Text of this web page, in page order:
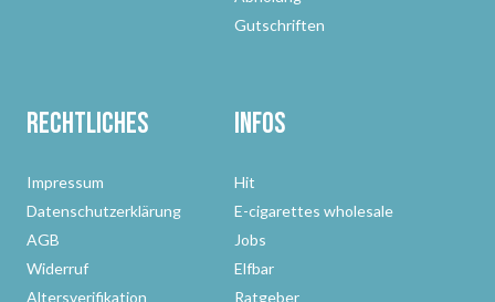
Gutschriften
Rechtliches
Impressum
Datenschutzerklärung
AGB
Widerruf
Altersverifikation
Infos
Hit
E-cigarettes wholesale
Jobs
Elfbar
Ratgeber